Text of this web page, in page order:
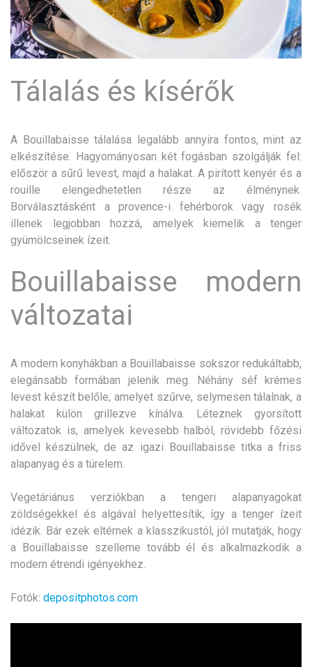
Tálalás és kísérők
A Bouillabaisse tálalása legalább annyira fontos, mint az
elkészítése. Hagyományosan két fogásban szolgálják fel:
először a sűrű levest, majd a halakat. A pirított kenyér és a
rouille elengedhetetlen része az élménynek.
Borválasztásként a provence-i fehérborok vagy rosék
illenek legjobban hozzá, amelyek kiemelik a tenger
gyümölcseinek ízeit.
Bouillabaisse modern
változatai
A modern konyhákban a Bouillabaisse sokszor redukáltabb,
elegánsabb formában jelenik meg. Néhány séf krémes
levest készít belőle, amelyet szűrve, selymesen tálalnak, a
halakat külön grillezve kínálva. Léteznek gyorsított
változatok is, amelyek kevesebb halból, rövidebb főzési
idővel készülnek, de az igazi Bouillabaisse titka a friss
alapanyag és a türelem.
Vegetáriánus verziókban a tengeri alapanyagokat
zöldségekkel és algával helyettesítik, így a tenger ízeit
idézik. Bár ezek eltérnek a klasszikustól, jól mutatják, hogy
a Bouillabaisse szelleme tovább él és alkalmazkodik a
modern étrendi igényekhez.
Fotók: depositphotos.com